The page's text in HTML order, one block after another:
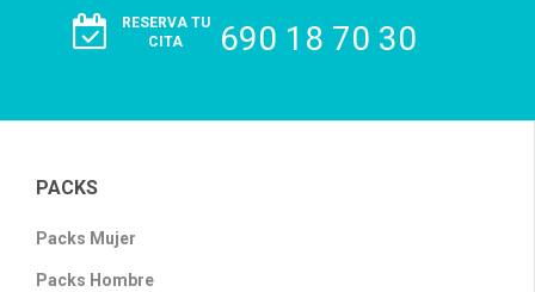
RESERVA TU
CITA
690 18 70 30
PACKS
Packs Mujer
Packs Hombre